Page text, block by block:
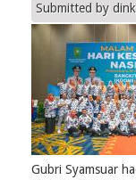
Submitted by
Gubri Syamsuar